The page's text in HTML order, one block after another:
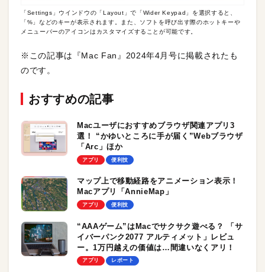
「Settings」ウインドウの「Layout」で「Wider Keypad」を選択すると、
「%」などのキーが表示されます。また、ソフトを呼び出す際のホットキーや
メニューバーのアイコンはカスタマイズすることが可能です。
※この記事は『Mac Fan』2024年4月号に掲載されたも
のです。
おすすめの記事
Macユーザにおすすめブラウザ関連アプリ3
選！ “かゆいところに手が届く”Webブラウザ
「Arc」ほか
アプリ 便利技
マップ上で移動経路をアニメーション表示！
Macアプリ「AnnieMap」
アプリ 便利技
“AAAゲーム”はMacでサクサク遊べる？ 「サ
イバーパンク2077 アルティメット」レビュ
ー。1万円越えの価値は…間違いなくアリ！
アプリ レポート